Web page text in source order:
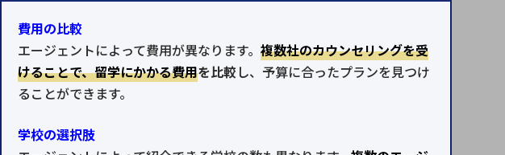
費用の比較
エージェントによって費用が異なります。 複数社のカウンセリングを受
けることで、留学にかかる費用を比較 し、予算に合ったプランを見つけ
ることができます。
学校の選択肢